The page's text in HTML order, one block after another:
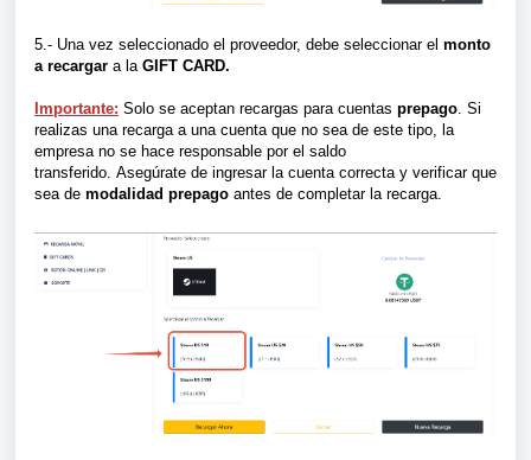
5.- Una vez seleccionado el proveedor, debe seleccionar el monto
a recargar a la GIFT CARD.
Importante: Solo se aceptan recargas para cuentas prepago . Si
realizas una recarga a una cuenta que no sea de este tipo, la
empresa no se hace responsable por el saldo
transferido. Asegúrate de ingresar la cuenta correcta y verificar que
sea de modalidad prepago antes de completar la recarga.